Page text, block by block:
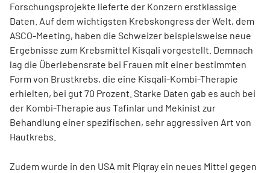
Forschungsprojekte lieferte der Konzern erstklassige
Daten. Auf dem wichtigsten Krebskongress der Welt, dem
ASCO-Meeting, haben die Schweizer beispielsweise neue
Ergebnisse zum Krebsmittel Kisqali vorgestellt. Demnach
lag die Überlebensrate bei Frauen mit einer bestimmten
Form von Brustkrebs, die eine Kisqali-Kombi-Therapie
erhielten, bei gut 70 Prozent. Starke Daten gab es auch bei
der Kombi-Therapie aus Tafinlar und Mekinist zur
Behandlung einer spezifischen, sehr aggressiven Art von
Hautkrebs.
Zudem wurde in den USA mit Piqray ein neues Mittel gegen